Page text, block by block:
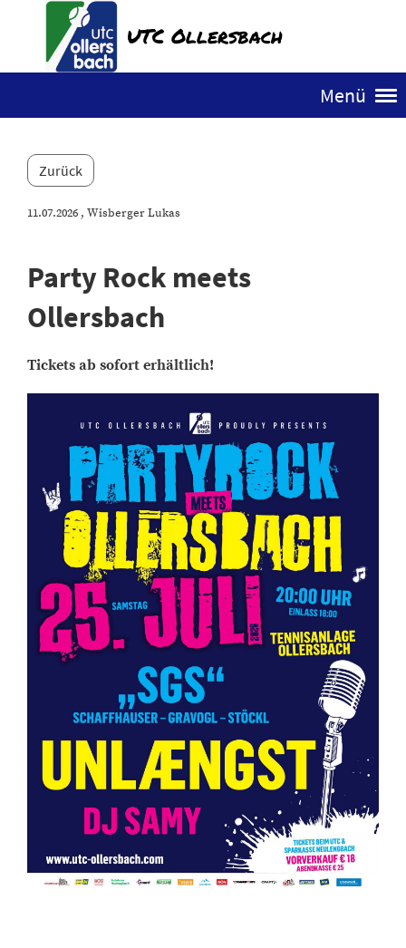
UTC Ollersbach
Menü
Zurück
11.07.2026 , Wisberger Lukas
Party Rock meets
Ollersbach
Tickets ab sofort erhältlich!